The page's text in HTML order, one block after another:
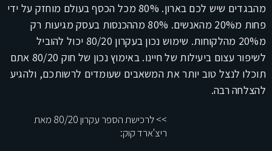
מהבגדים שיש לכם בארון. 80% מכל הכסף בעולם מוחזק על ידי
פחות מ20% מהאנשים. 80% מההכנסות בעסק מגיעות רק
מ20% מהלקוחות. שימוש נכון בעקרון 80/20 יכול להוביל
לשיפור עצום ביעילות של חיינו. באימוץ נכון של חוק 80/20 אתם
תוכלו לנצל טוב יותר את המשאבים שעומדים לרשותכם, ולהגיע
להצלחה רבה.
>> לרכישת הספר עקרון 80/20 מאת
ריצ'ארד קוק: